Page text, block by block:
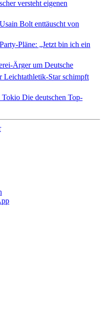
versteht eigenen
Usain Bolt enttäuscht von
Pläne: „Jetzt bin ich ein
Ärger um Deutsche
Leichtathletik-Star schimpft
Tokio Die deutschen Top-